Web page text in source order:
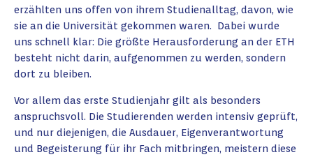
erzählten uns offen von ihrem Studienalltag, davon, wie
sie an die Universität gekommen waren. Dabei wurde
uns schnell klar: Die größte Herausforderung an der ETH
besteht nicht darin, aufgenommen zu werden, sondern
dort zu bleiben.
Vor allem das erste Studienjahr gilt als besonders
anspruchsvoll. Die Studierenden werden intensiv geprüft,
und nur diejenigen, die Ausdauer, Eigenverantwortung
und Begeisterung für ihr Fach mitbringen, meistern diese